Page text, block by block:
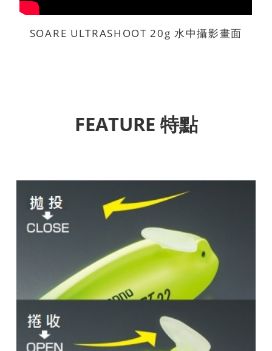
SOARE ULTRASHOOT 20g 水中攝影畫面
FEATURE 特點